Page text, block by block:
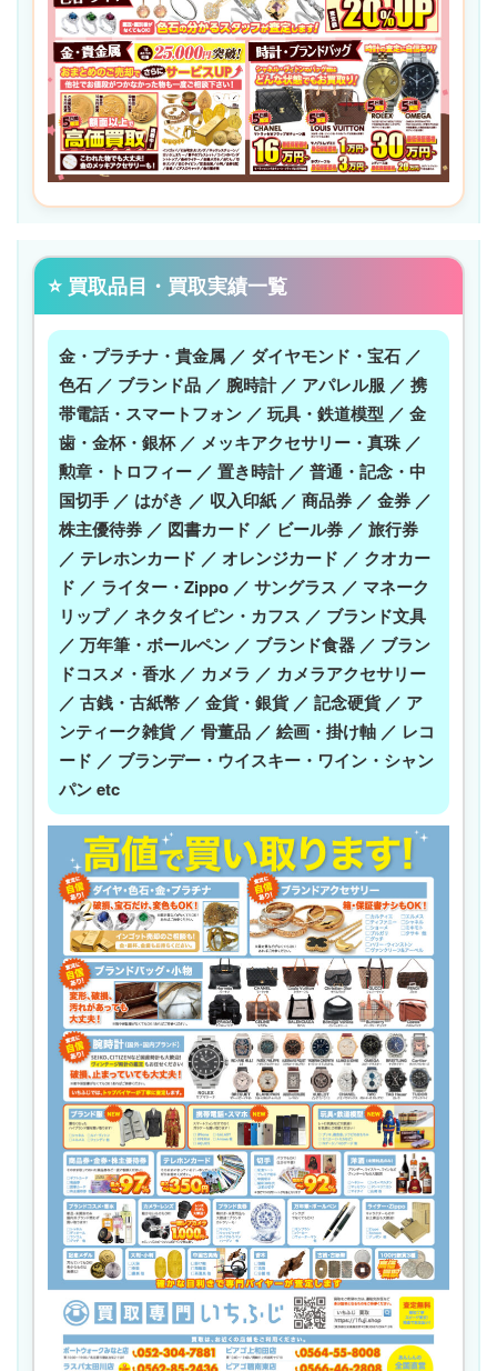
⭐ 買取品目・買取実績一覧
金・プラチナ・貴金属 ／ ダイヤモンド・宝石 ／
色石 ／ ブランド品 ／ 腕時計 ／ アパレル服 ／ 携
帯電話・スマートフォン ／ 玩具・鉄道模型 ／ 金
歯・金杯・銀杯 ／ メッキアクセサリー・真珠 ／
勲章・トロフィー ／ 置き時計 ／ 普通・記念・中
国切手 ／ はがき ／ 収入印紙 ／ 商品券 ／ 金券 ／
株主優待券 ／ 図書カード ／ ビール券 ／ 旅行券
／ テレホンカード ／ オレンジカード ／ クオカー
ド ／ ライター・Zippo ／ サングラス ／ マネーク
リップ ／ ネクタイピン・カフス ／ ブランド文具
／ 万年筆・ボールペン ／ ブランド食器 ／ ブラン
ドコスメ・香水 ／ カメラ ／ カメラアクセサリー
／ 古銭・古紙幣 ／ 金貨・銀貨 ／ 記念硬貨 ／ ア
ンティーク雑貨 ／ 骨董品 ／ 絵画・掛け軸 ／ レコ
ード ／ ブランデー・ウイスキー・ワイン・シャン
パン etc